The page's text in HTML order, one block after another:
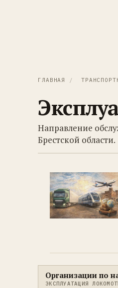
ГЛАВНАЯ /
Направление
Брестской области.
Организации по
ЭКСПЛУАТАЦИЯ